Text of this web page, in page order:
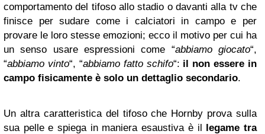
comportamento del tifoso allo stadio o davanti alla tv che
finisce per sudare come i calciatori in campo e per
provare le loro stesse emozioni; ecco il motivo per cui ha
un senso usare espressioni come “abbiamo giocato“,
“abbiamo vinto“, “abbiamo fatto schifo“: il non essere in
campo fisicamente è solo un dettaglio secondario.
Un altra caratteristica del tifoso che Hornby prova sulla
sua pelle e spiega in maniera esaustiva è il legame tra